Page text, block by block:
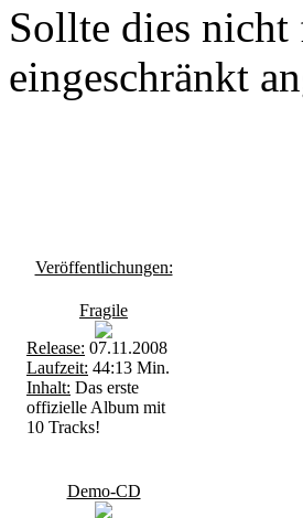
Sollte dies nicht
eingeschränkt
Veröffentlichungen:
Fragile
Release: 07.11.2008
Laufzeit: 44:13 Min.
Inhalt: Das erste
offizielle Album mit
10 Tracks!
Demo-CD